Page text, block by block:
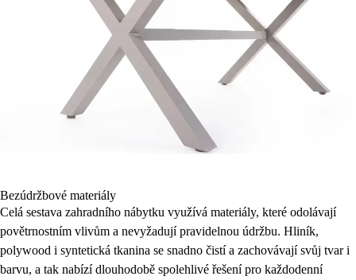
Bezúdržbové materiály
Celá sestava zahradního nábytku využívá materiály, které odolávají
povětrnostním vlivům a nevyžadují pravidelnou údržbu. Hliník,
polywood i syntetická tkanina se snadno čistí a zachovávají svůj tvar i
barvu, a tak nabízí dlouhodobě spolehlivé řešení pro každodenní